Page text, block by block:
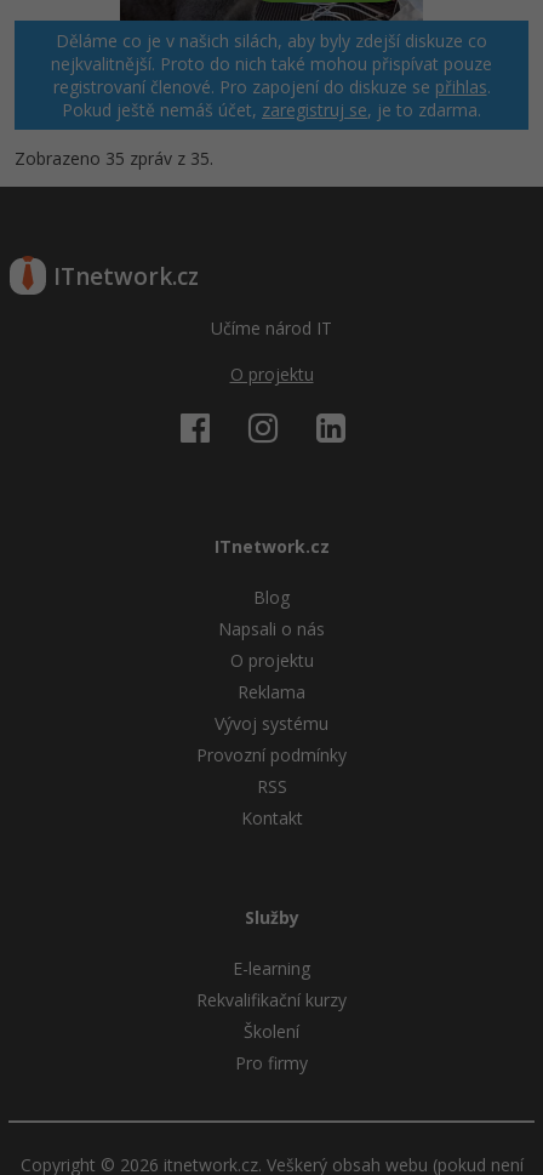
Děláme co je v našich silách, aby byly zdejší diskuze co
nejkvalitnější. Proto do nich také mohou přispívat pouze
registrovaní členové. Pro zapojení do diskuze se přihlas.
Pokud ještě nemáš účet, zaregistruj se, je to zdarma.
Zobrazeno 35 zpráv z 35.
ITnetwork.cz
Učíme národ IT
O projektu
ITnetwork.cz
Blog
Napsali o nás
O projektu
Reklama
Vývoj systému
Provozní podmínky
RSS
Kontakt
Služby
E-learning
Rekvalifikační kurzy
Školení
Pro firmy
Copyright © 2026 itnetwork.cz. Veškerý obsah webu (pokud není